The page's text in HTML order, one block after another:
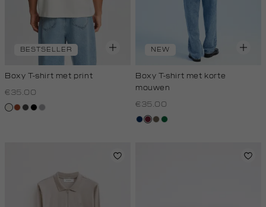
BESTSELLER
Boxy T-shirt met print
€35.00
creme,
bruin
donkergrijs
zwart
grijs,
NEW
Boxy T-shirt met korte
mouwen
€35.00
donkerblauw
bordeaux
lichtbruin
donkergroen